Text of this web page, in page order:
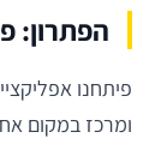
הפתרון:
ומרכז במקום